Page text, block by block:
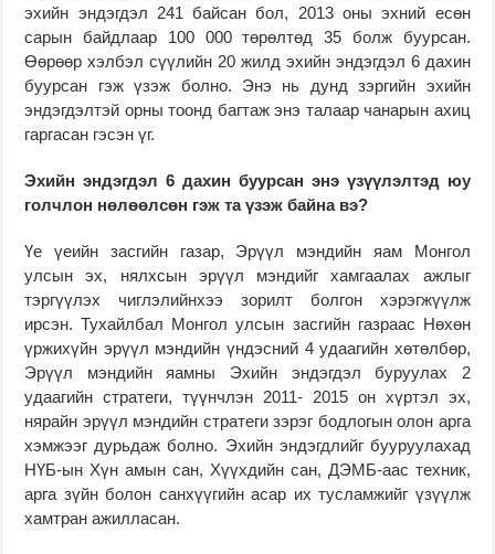
эхийн эндэгдэл 241 байсан бол, 2013 оны эхний есөн
сарын байдлаар 100 000 төрөлтөд 35 болж буурсан.
Өөрөөр хэлбэл сүүлийн 20 жилд эхийн эндэгдэл 6 дахин
буурсан гэж үзэж болно. Энэ нь дунд зэргийн эхийн
эндэгдэлтэй орны тоонд багтаж энэ талаар чанарын ахиц
гаргасан гэсэн үг.
Эхийн эндэгдэл 6 дахин буурсан энэ үзүүлэлтэд юу
голчлон нөлөөлсөн гэж та үзэж байна вэ?
Үе үеийн засгийн газар, Эрүүл мэндийн яам Монгол
улсын эх, нялхсын эрүүл мэндийг хамгаалах ажлыг
тэргүүлэх чиглэлийнхээ зорилт болгон хэрэгжүүлж
ирсэн. Тухайлбал Монгол улсын засгийн газраас Нөхөн
үржихүйн эрүүл мэндийн үндэсний 4 удаагийн хөтөлбөр,
Эрүүл мэндийн яамны Эхийн эндэгдэл буруулах 2
удаагийн стратеги, түүнчлэн 2011- 2015 он хүртэл эх,
нярайн эрүүл мэндийн стратеги зэрэг бодлогын олон арга
хэмжээг дурьдаж болно. Эхийн эндэгдлийг бууруулахад
НҮБ-ын Хүн амын сан, Хүүхдийн сан, ДЭМБ-аас техник,
арга зүйн болон санхүүгийн асар их тусламжийг үзүүлж
хамтран ажилласан.